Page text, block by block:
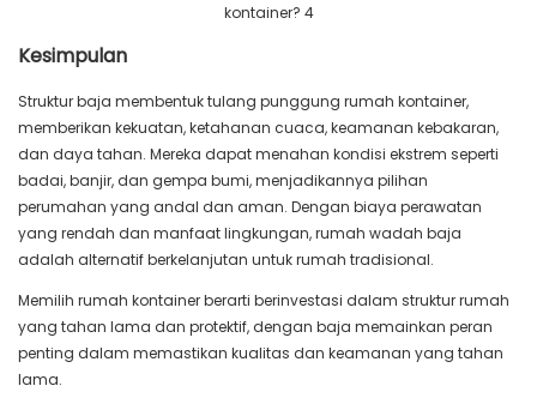
Kesimpulan
Struktur baja membentuk tulang punggung rumah kontainer,
memberikan kekuatan, ketahanan cuaca, keamanan kebakaran,
dan daya tahan. Mereka dapat menahan kondisi ekstrem seperti
badai, banjir, dan gempa bumi, menjadikannya pilihan
perumahan yang andal dan aman. Dengan biaya perawatan
yang rendah dan manfaat lingkungan, rumah wadah baja
adalah alternatif berkelanjutan untuk rumah tradisional.
Memilih rumah kontainer berarti berinvestasi dalam struktur rumah
yang tahan lama dan protektif, dengan baja memainkan peran
penting dalam memastikan kualitas dan keamanan yang tahan
lama.